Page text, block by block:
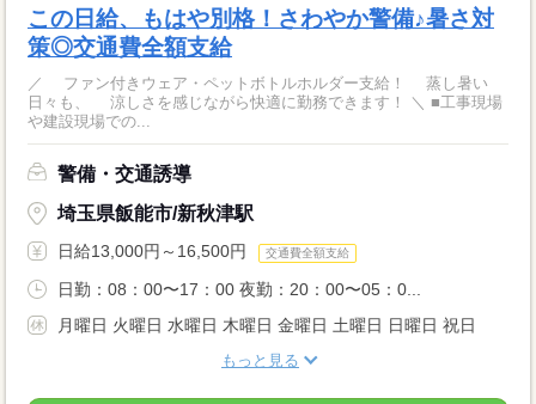
この日給、もはや別格！さわやか警備♪暑さ対
策◎交通費全額支給
／ ファン付きウェア・ペットボトルホルダー支給！ 蒸し暑い
日々も、 涼しさを感じながら快適に勤務できます！ ＼ ■工事現場
や建設現場での...
警備・交通誘導
埼玉県飯能市/新秋津駅
日給13,000円～16,500円 交通費全額支給
日勤：08：00〜17：00 夜勤：20：00〜05：0...
月曜日 火曜日 水曜日 木曜日 金曜日 土曜日 日曜日 祝日
もっと見る